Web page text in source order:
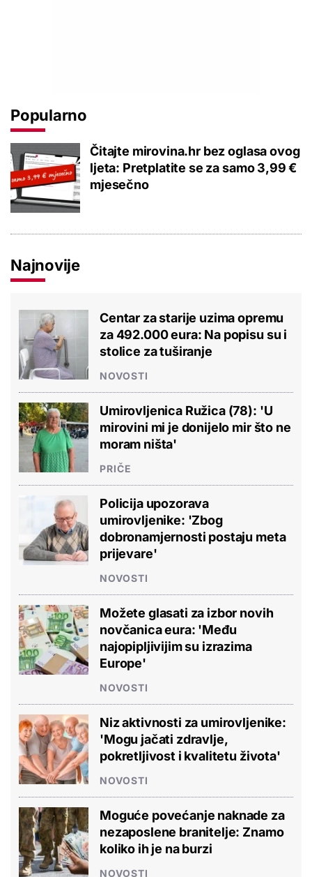
Popularno
Čitajte mirovina.hr bez oglasa ovog
ljeta: Pretplatite se za samo 3,99 €
mjesečno
Najnovije
Centar za starije uzima opremu
za 492.000 eura: Na popisu su i
stolice za tuširanje
NOVOSTI
Umirovljenica Ružica (78): 'U
mirovini mi je donijelo mir što ne
moram ništa'
PRIČE
Policija upozorava
umirovljenike: 'Zbog
dobronamjernosti postaju meta
prijevare'
NOVOSTI
Možete glasati za izbor novih
novčanica eura: 'Među
najopipljivijim su izrazima
Europe'
NOVOSTI
Niz aktivnosti za umirovljenike:
'Mogu jačati zdravlje,
pokretljivost i kvalitetu života'
NOVOSTI
Moguće povećanje naknade za
nezaposlene branitelje: Znamo
koliko ih je na burzi
NOVOSTI